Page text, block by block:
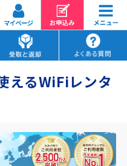
えるWiFiレンタ